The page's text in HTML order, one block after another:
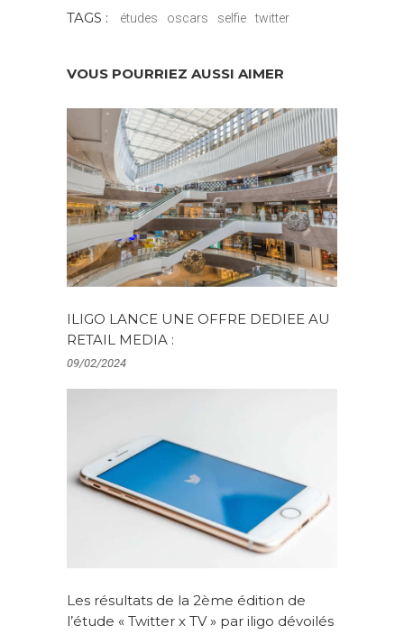
TAGS : études oscars selfie twitter
VOUS POURRIEZ AUSSI AIMER
ILIGO LANCE UNE OFFRE DEDIEE AU
RETAIL MEDIA :
09/02/2024
Les résultats de la 2ème édition de
l’étude « Twitter x TV » par iligo dévoilés